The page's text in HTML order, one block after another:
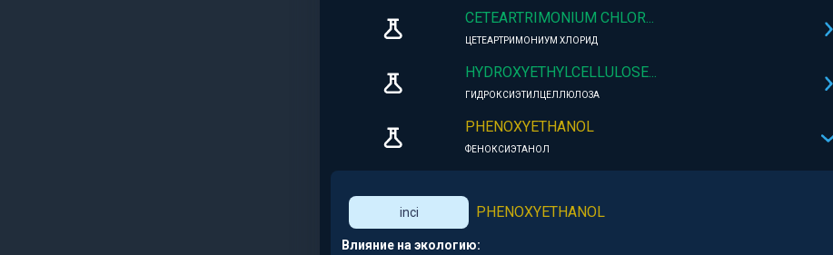
CETEARTRIMONIUM CHLOR...
ЦЕТЕАРТРИМОНИУМ ХЛОРИД
HYDROXYETHYLCELLULOSE...
ГИДРОКСИЭТИЛЦЕЛЛЮЛОЗА
PHENOXYETHANOL
ФЕНОКСИЭТАНОЛ
inci PHENOXYETHANOL
Влияние на экологию: